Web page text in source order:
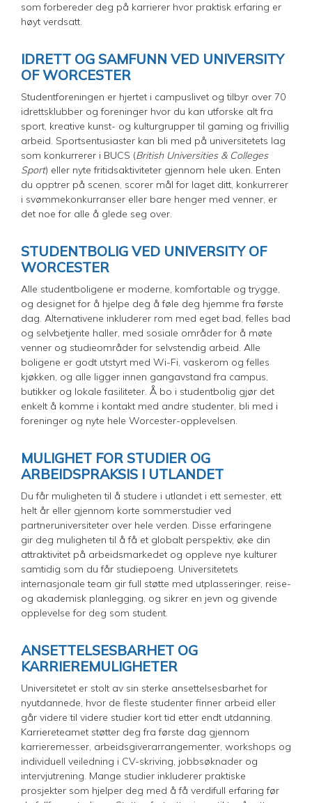
som forbereder deg på karrierer hvor praktisk erfaring er
høyt verdsatt.
IDRETT OG SAMFUNN VED UNIVERSITY
OF WORCESTER
Studentforeningen er hjertet i campuslivet og tilbyr over 70
idrettsklubber og foreninger hvor du kan utforske alt fra
sport, kreative kunst- og kulturgrupper til gaming og frivillig
arbeid. Sportsentusiaster kan bli med på universitetets lag
som konkurrerer i BUCS (British Universities & Colleges
Sport) eller nyte fritidsaktiviteter gjennom hele uken. Enten
du opptrer på scenen, scorer mål for laget ditt, konkurrerer
i svømmekonkurranser eller bare henger med venner, er
det noe for alle å glede seg over.
STUDENTBOLIG VED UNIVERSITY OF
WORCESTER
Alle studentboligene er moderne, komfortable og trygge,
og designet for å hjelpe deg å føle deg hjemme fra første
dag. Alternativene inkluderer rom med eget bad, felles bad
og selvbetjente haller, med sosiale områder for å møte
venner og studieområder for selvstendig arbeid. Alle
boligene er godt utstyrt med Wi-Fi, vaskerom og felles
kjøkken, og alle ligger innen gangavstand fra campus,
butikker og lokale fasiliteter. Å bo i studentbolig gjør det
enkelt å komme i kontakt med andre studenter, bli med i
foreninger og nyte hele Worcester-opplevelsen.
MULIGHET FOR STUDIER OG
ARBEIDSPRAKSIS I UTLANDET
Du får muligheten til å studere i utlandet i ett semester, ett
helt år eller gjennom korte sommerstudier ved
partneruniversiteter over hele verden. Disse erfaringene
gir deg muligheten til å få et globalt perspektiv, øke din
attraktivitet på arbeidsmarkedet og oppleve nye kulturer
samtidig som du får studiepoeng. Universitetets
internasjonale team gir full støtte med utplasseringer, reise-
og akademisk planlegging, og sikrer en jevn og givende
opplevelse for deg som student.
ANSETTELSESBARHET OG
KARRIEREMULIGHETER
Universitetet er stolt av sin sterke ansettelsesbarhet for
nyutdannede, hvor de fleste studenter finner arbeid eller
går videre til videre studier kort tid etter endt utdanning.
Karriereteamet støtter deg fra første dag gjennom
karrieremesser, arbeidsgiverarrangementer, workshops og
individuell veiledning i CV-skriving, jobbsøknader og
intervjutrening. Mange studier inkluderer praktiske
prosjekter som hjelper deg med å få verdifull erfaring før